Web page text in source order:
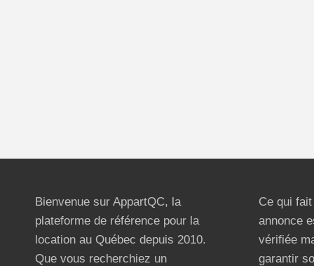
Bienvenue sur AppartQC, la
plateforme de référence pour la
location au Québec depuis 2010.
Que vous recherchiez un
Ce qui
annonce
vérifiée
garantir